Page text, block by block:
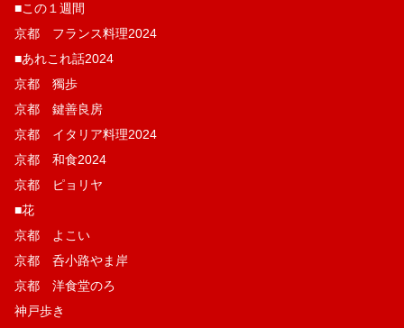
■この１週間
京都 フランス料理2024
■あれこれ話2024
京都 獨歩
京都 鍵善良房
京都 イタリア料理2024
京都 和食2024
京都 ピョリヤ
■花
京都 よこい
京都 呑小路やま岸
京都 洋食堂のろ
神戸歩き